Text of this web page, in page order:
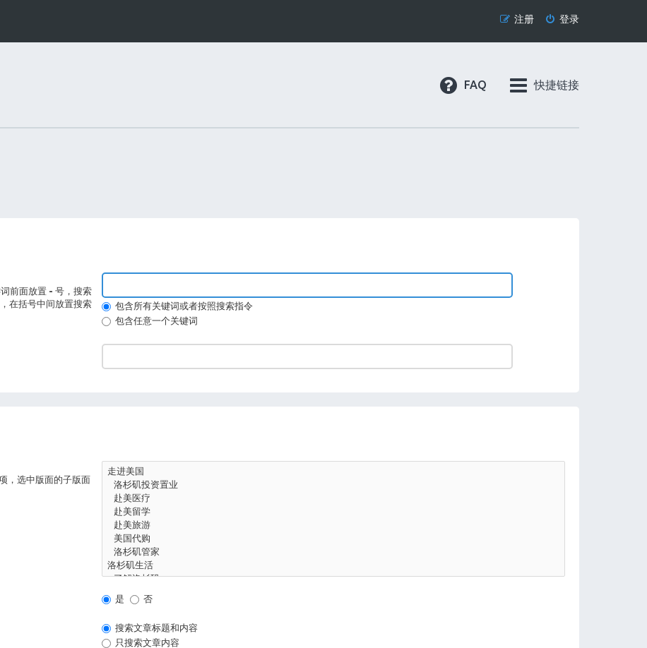
登录
注册
快捷链接
FAQ
前面放置 - 号，搜索
在括号中间放置搜索
包含所有关键词或者按照搜索指令
包含任意一个关键词
，选中版面的子版面
是 否
搜索文章标题和内容
只搜索文章内容